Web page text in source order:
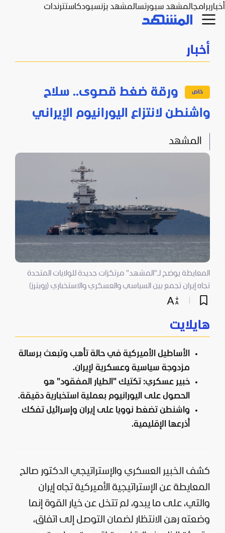
أخباربرامجالمشهد سبورتسالمشهد بزنسبودكاستترندات
أخبار
ورقة ضغط قصوى.. سلاح
واشنطن لانتزاع اليورانيوم الإيراني
المشهد
المعايطة يوضح لـ"المشهد" مرتكزات جديدة للولايات المتحدة
تجاه إيران تجمع بين السياسي والعسكري والاستخباري (رويترز)
هايلايت
الأساطيل الأميركية في حالة تأهب وتبعث برسالة
مزدوجة سياسية وعسكرية لإيران.
خبير عسكري: تكتيك "الطيار المفقود" هو
الحصول على اليورانيوم بعملية استخبارية دقيقة.
واشنطن تضغط نوويا على إيران وإسرائيل تفكك
أذرعها الإقليمية.
كشف الخبير العسكري والإستراتيجي الدكتور صالح
المعايطة عن الإستراتيجية الأميركية تجاه إيران
والتي، على ما يبدو، لم تتخل عن خيار القوة إنما
وضعته رهن الانتظار لضمان التوصل إلى اتفاق،